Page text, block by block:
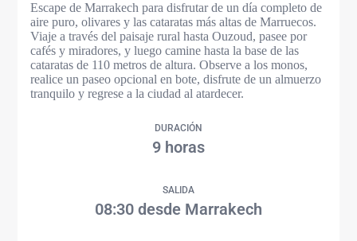
Escape de Marrakech para disfrutar de un día completo de
aire puro, olivares y las cataratas más altas de Marruecos.
Viaje a través del paisaje rural hasta Ouzoud, pasee por
cafés y miradores, y luego camine hasta la base de las
cataratas de 110 metros de altura. Observe a los monos,
realice un paseo opcional en bote, disfrute de un almuerzo
tranquilo y regrese a la ciudad al atardecer.
DURACIÓN
9 horas
SALIDA
08:30 desde Marrakech